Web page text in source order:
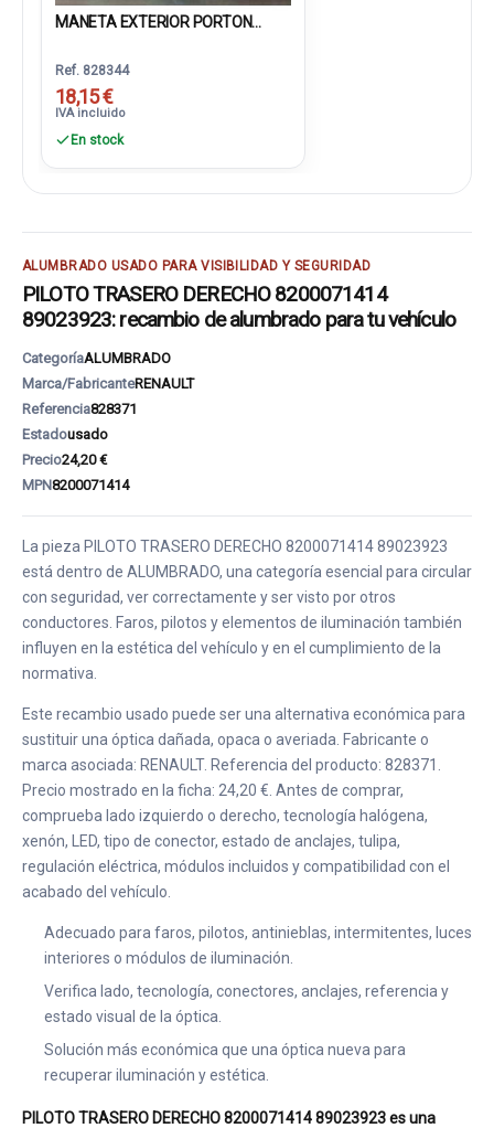
MANETA EXTERIOR PORTON...
Ref. 828344
18,15 €
IVA incluido
En stock
ALUMBRADO USADO PARA VISIBILIDAD Y SEGURIDAD
PILOTO TRASERO DERECHO 8200071414
89023923: recambio de alumbrado para tu vehículo
CategoríaALUMBRADO
Marca/FabricanteRENAULT
Referencia828371
Estadousado
Precio24,20 €
MPN8200071414
La pieza PILOTO TRASERO DERECHO 8200071414 89023923
está dentro de ALUMBRADO, una categoría esencial para circular
con seguridad, ver correctamente y ser visto por otros
conductores. Faros, pilotos y elementos de iluminación también
influyen en la estética del vehículo y en el cumplimiento de la
normativa.
Este recambio usado puede ser una alternativa económica para
sustituir una óptica dañada, opaca o averiada. Fabricante o
marca asociada: RENAULT. Referencia del producto: 828371.
Precio mostrado en la ficha: 24,20 €. Antes de comprar,
comprueba lado izquierdo o derecho, tecnología halógena,
xenón, LED, tipo de conector, estado de anclajes, tulipa,
regulación eléctrica, módulos incluidos y compatibilidad con el
acabado del vehículo.
Adecuado para faros, pilotos, antinieblas, intermitentes, luces
interiores o módulos de iluminación.
Verifica lado, tecnología, conectores, anclajes, referencia y
estado visual de la óptica.
Solución más económica que una óptica nueva para
recuperar iluminación y estética.
PILOTO TRASERO DERECHO 8200071414 89023923 es una